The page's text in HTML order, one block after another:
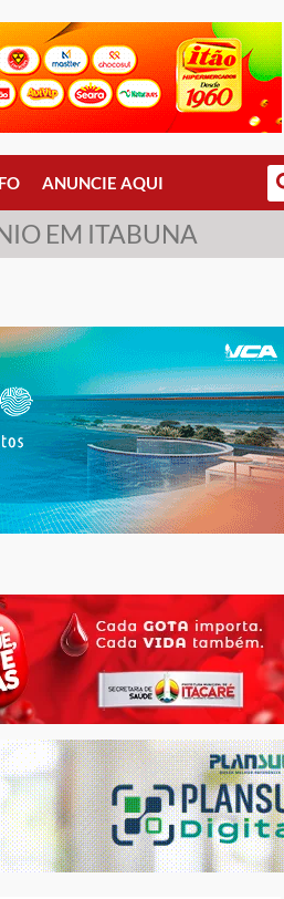
ANUNCIE AQUI
EM ITABUNA